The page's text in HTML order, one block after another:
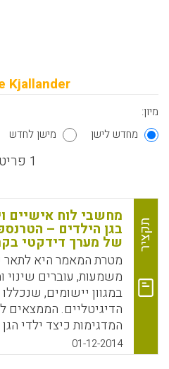
Kjallander
מיון:
מחדש לישן
מישן לחדש
1 פריטים
תקציר
מחשבי לוח אישיים
בגן הילדים –
של מערך דידקטי
מטרת המאמר היא לתאר
משמעות, עוברים
במגוון יישומים,
הדיגיטליים. הממצאים
המדגימות כיצד ילדי
יצירתי ומשנים
התוצאות מתארות את
01-12-2014